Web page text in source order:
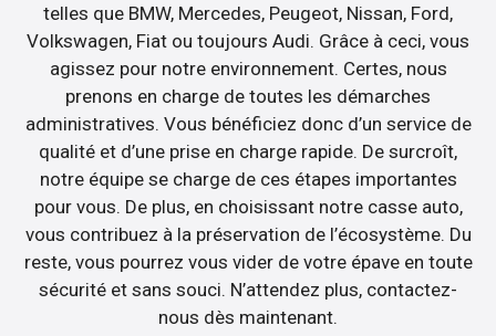
telles que BMW, Mercedes, Peugeot, Nissan, Ford,
Volkswagen, Fiat ou toujours Audi. Grâce à ceci, vous
agissez pour notre environnement. Certes, nous
prenons en charge de toutes les démarches
administratives. Vous bénéficiez donc d’un service de
qualité et d’une prise en charge rapide. De surcroît,
notre équipe se charge de ces étapes importantes
pour vous. De plus, en choisissant notre casse auto,
vous contribuez à la préservation de l’écosystème. Du
reste, vous pourrez vous vider de votre épave en toute
sécurité et sans souci. N’attendez plus, contactez-
nous dès maintenant.